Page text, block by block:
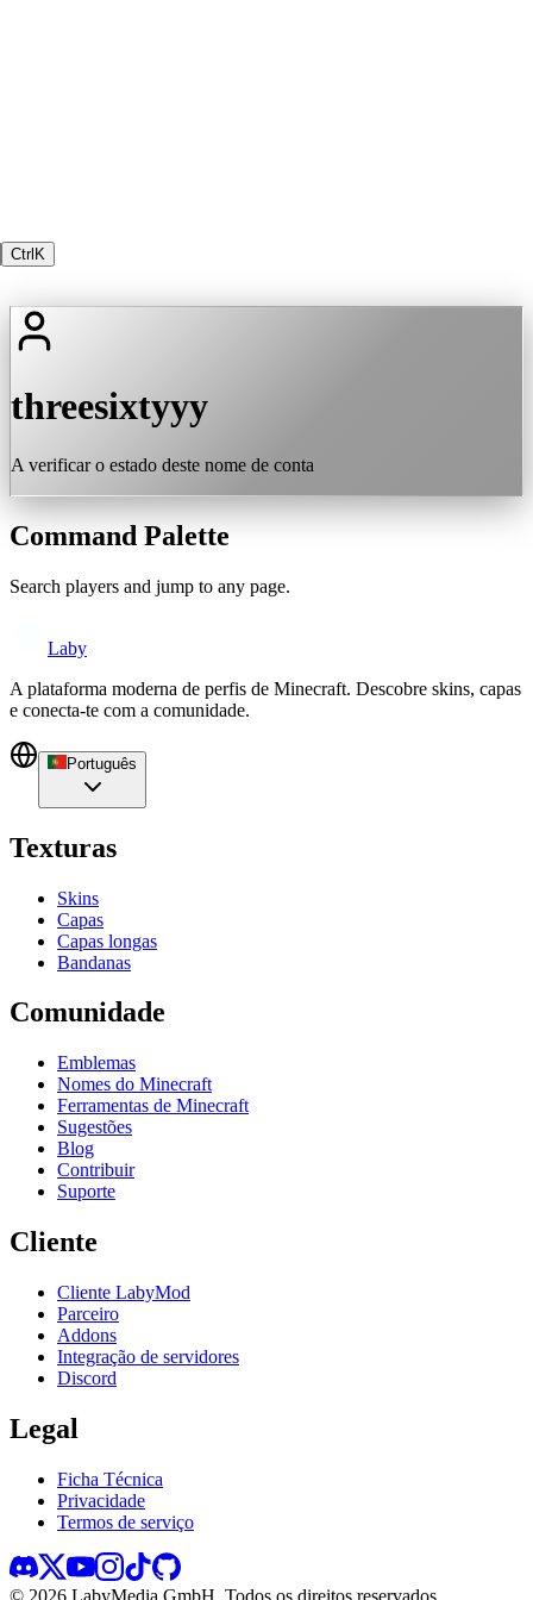
Ctrl K
threesixtyyy
A verificar o estado deste nome de conta
Command Palette
Search players and jump to any page.
Laby
A plataforma moderna de perfis de Minecraft. Descobre skins, capas
e conecta-te com a comunidade.
Português
Texturas
Skins
Capas
Capas longas
Bandanas
Comunidade
Emblemas
Nomes do Minecraft
Ferramentas de Minecraft
Sugestões
Blog
Contribuir
Suporte
Cliente
Cliente LabyMod
Parceiro
Addons
Integração de servidores
Discord
Legal
Ficha Técnica
Privacidade
Termos de serviço
© 2026 LabyMedia GmbH. Todos os direitos reservados.